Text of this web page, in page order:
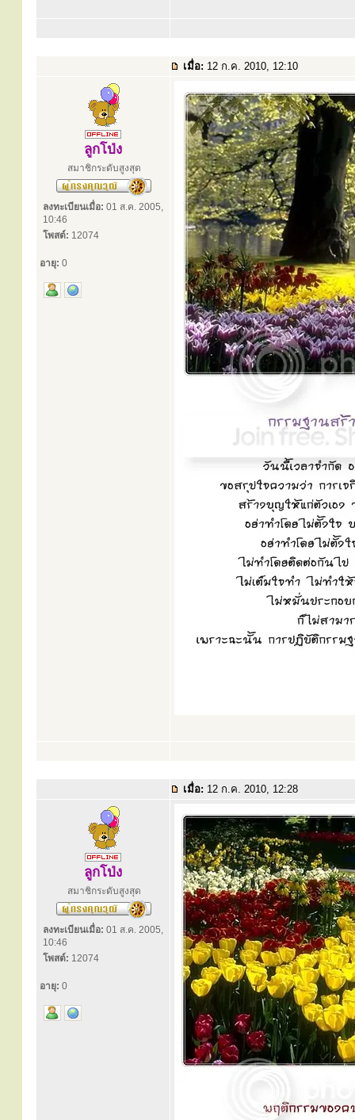
เมื่อ: 12 ก.ค. 2010, 12:10
ลูกโป่ง
สมาชิกระดับสูงสุด
ลงทะเบียนเมื่อ: 01 ส.ค. 2005,
10:46
โพสต์: 12074
อายุ: 0
เมื่อ: 12 ก.ค. 2010, 12:28
ลูกโป่ง
สมาชิกระดับสูงสุด
ลงทะเบียนเมื่อ: 01 ส.ค. 2005,
10:46
โพสต์: 12074
อายุ: 0